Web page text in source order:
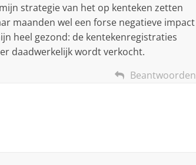
strategie van het op kenteken zetten
maanden wel een forse negatieve impact
heel gezond: de kentekenregistraties
daadwerkelijk wordt verkocht.
Beantwoorden